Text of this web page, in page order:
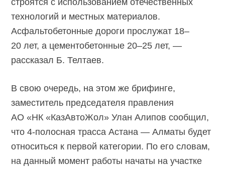
строятся с использованием отечественных
технологий и местных материалов.
Асфальтобетонные дороги прослужат 18–
20 лет, а цементобетонные 20–25 лет, —
рассказал Б. Телтаев.
В свою очередь, на этом же брифинге,
заместитель председателя правления
АО «НК «КазАвтоЖол» Улан Алипов сообщил,
что 4-полосная трасса Астана — Алматы будет
относиться к первой категории. По его словам,
на данный момент работы начаты на участке